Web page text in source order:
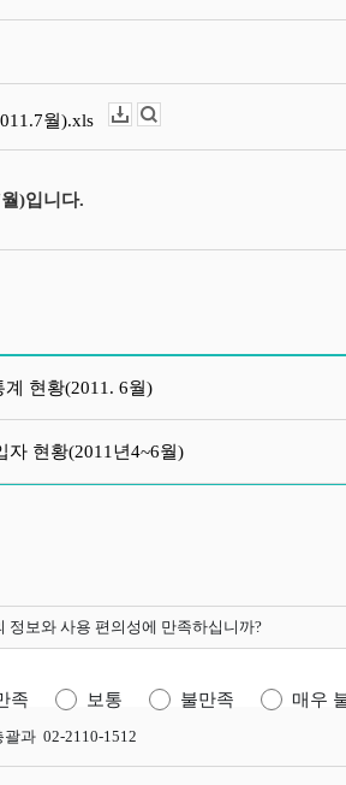
월).xls
)입니다.
현황(2011. 6월)
자 현황(2011년4~6월)
정보와 사용 편의성에 만족하십니까?
족 보통 불만족 매우
과 02-2110-1512